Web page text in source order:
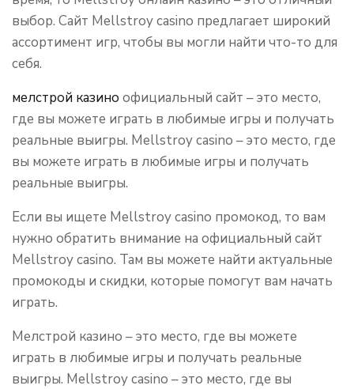
выбор. Сайт Mellstroy casino предлагает широкий
ассортимент игр, чтобы вы могли найти что-то для
себя.
мелстрой казино официальный сайт – это место,
где вы можете играть в любимые игры и получать
реальные выигры. Mellstroy casino – это место, где
вы можете играть в любимые игры и получать
реальные выигры.
Если вы ищете Mellstroy casino промокод, то вам
нужно обратить внимание на официальный сайт
Mellstroy casino. Там вы можете найти актуальные
промокоды и скидки, которые помогут вам начать
играть.
Мелстрой казино – это место, где вы можете
играть в любимые игры и получать реальные
выигры. Mellstroy casino – это место, где вы